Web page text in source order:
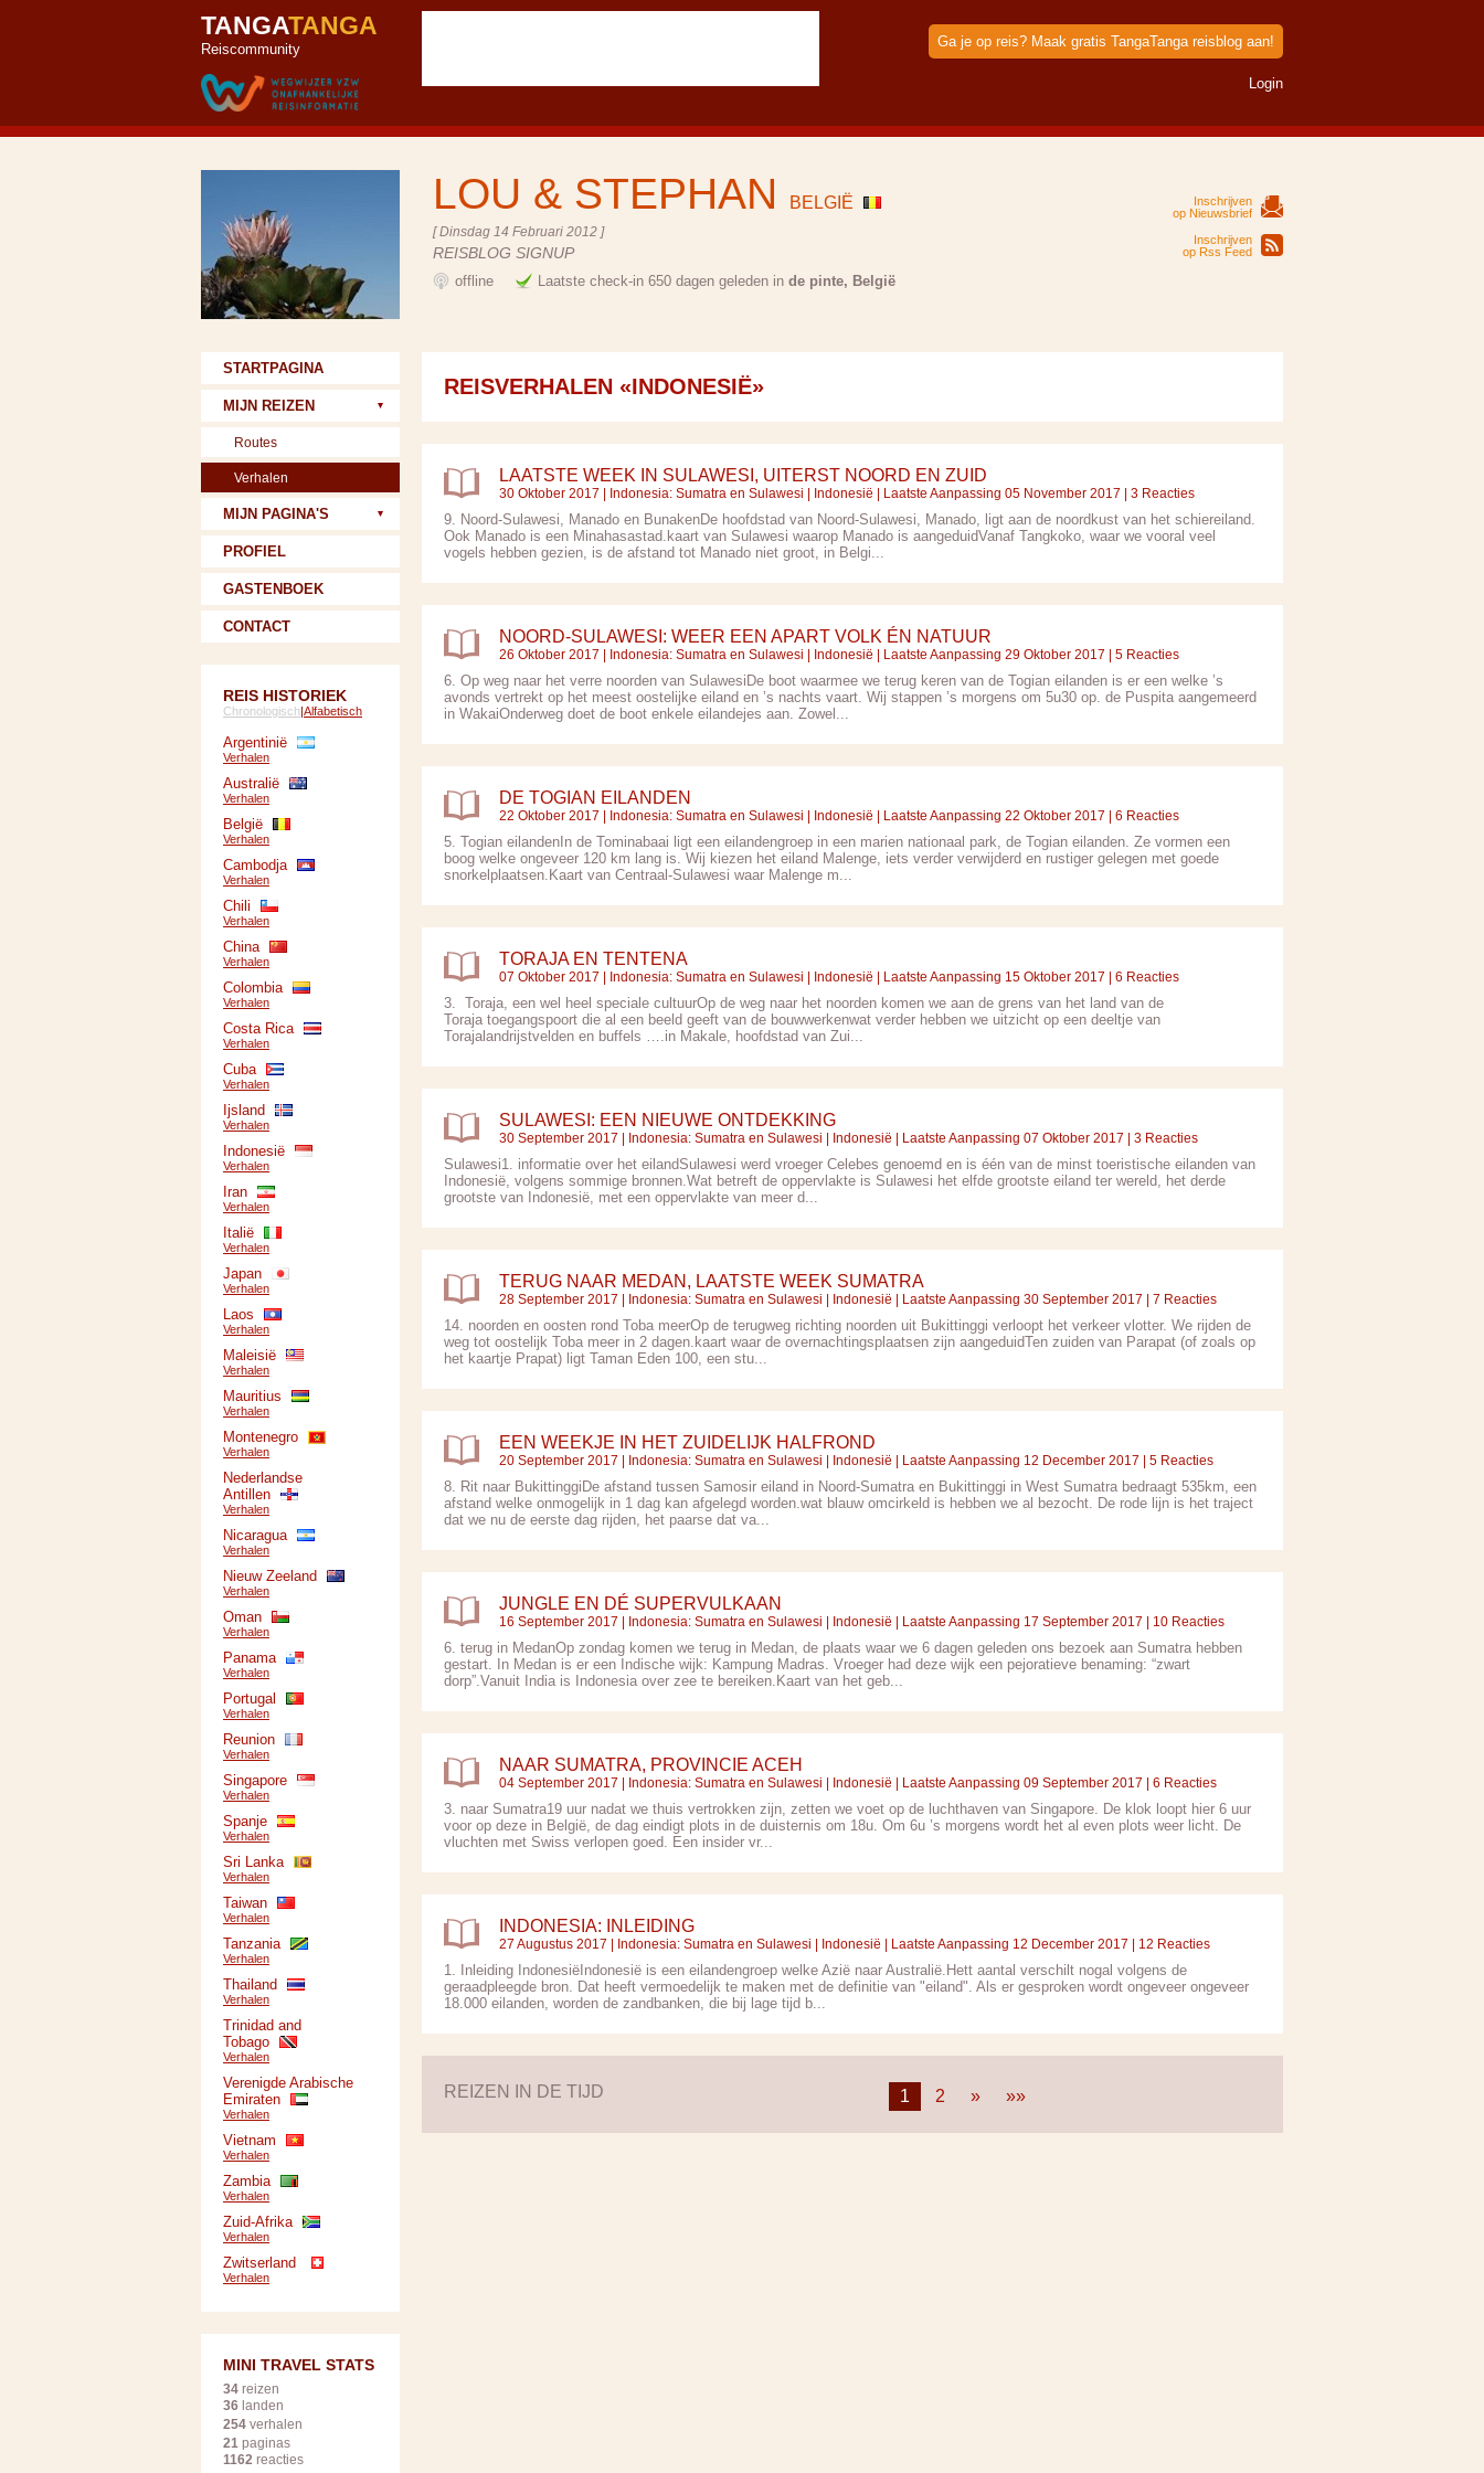
TANGATANGA
Reiscommunity Ga je op reis? Maak gratis TangaTanga reisblog aan!
Login
LOU & STEPHAN BELGIË
[ Dinsdag 14 Februari 2012 ]
REISBLOG SIGNUP
offline Laatste check-in 650 dagen geleden in de pinte, België
Inschrijven
op Nieuwsbrief
Inschrijven
op Rss Feed
REISVERHALEN «INDONESIË»
LAATSTE WEEK IN SULAWESI, UITERST NOORD EN ZUID
30 Oktober 2017 | Indonesia: Sumatra en Sulawesi | Indonesië | Laatste Aanpassing 05 November 2017 | 3 Reacties
9. Noord-Sulawesi, Manado en BunakenDe hoofdstad van Noord-Sulawesi, Manado, ligt aan de noordkust van het schiereiland.
Ook Manado is een Minahasastad.kaart van Sulawesi waarop Manado is aangeduidVanaf Tangkoko, waar we vooral veel
vogels hebben gezien, is de afstand tot Manado niet groot, in Belgi...
NOORD-SULAWESI: WEER EEN APART VOLK ÉN NATUUR
26 Oktober 2017 | Indonesia: Sumatra en Sulawesi | Indonesië | Laatste Aanpassing 29 Oktober 2017 | 5 Reacties
6. Op weg naar het verre noorden van SulawesiDe boot waarmee we terug keren van de Togian eilanden is er een welke ’s
avonds vertrekt op het meest oostelijke eiland en ’s nachts vaart. Wij stappen ’s morgens om 5u30 op. de Puspita aangemeerd
in WakaiOnderweg doet de boot enkele eilandejes aan. Zowel...
DE TOGIAN EILANDEN
22 Oktober 2017 | Indonesia: Sumatra en Sulawesi | Indonesië | Laatste Aanpassing 22 Oktober 2017 | 6 Reacties
5. Togian eilandenIn de Tominabaai ligt een eilandengroep in een marien nationaal park, de Togian eilanden. Ze vormen een
boog welke ongeveer 120 km lang is. Wij kiezen het eiland Malenge, iets verder verwijderd en rustiger gelegen met goede
snorkelplaatsen.Kaart van Centraal-Sulawesi waar Malenge m...
TORAJA EN TENTENA
07 Oktober 2017 | Indonesia: Sumatra en Sulawesi | Indonesië | Laatste Aanpassing 15 Oktober 2017 | 6 Reacties
3. Toraja, een wel heel speciale cultuurOp de weg naar het noorden komen we aan de grens van het land van de
Toraja toegangspoort die al een beeld geeft van de bouwwerkenwat verder hebben we uitzicht op een deeltje van
Torajalandrijstvelden en buffels ….in Makale, hoofdstad van Zui...
SULAWESI: EEN NIEUWE ONTDEKKING
30 September 2017 | Indonesia: Sumatra en Sulawesi | Indonesië | Laatste Aanpassing 07 Oktober 2017 | 3 Reacties
Sulawesi1. informatie over het eilandSulawesi werd vroeger Celebes genoemd en is één van de minst toeristische eilanden van
Indonesië, volgens sommige bronnen.Wat betreft de oppervlakte is Sulawesi het elfde grootste eiland ter wereld, het derde
grootste van Indonesië, met een oppervlakte van meer d...
TERUG NAAR MEDAN, LAATSTE WEEK SUMATRA
28 September 2017 | Indonesia: Sumatra en Sulawesi | Indonesië | Laatste Aanpassing 30 September 2017 | 7 Reacties
14. noorden en oosten rond Toba meerOp de terugweg richting noorden uit Bukittinggi verloopt het verkeer vlotter. We rijden de
weg tot oostelijk Toba meer in 2 dagen.kaart waar de overnachtingsplaatsen zijn aangeduidTen zuiden van Parapat (of zoals op
het kaartje Prapat) ligt Taman Eden 100, een stu...
EEN WEEKJE IN HET ZUIDELIJK HALFROND
20 September 2017 | Indonesia: Sumatra en Sulawesi | Indonesië | Laatste Aanpassing 12 December 2017 | 5 Reacties
8. Rit naar BukittinggiDe afstand tussen Samosir eiland in Noord-Sumatra en Bukittinggi in West Sumatra bedraagt 535km, een
afstand welke onmogelijk in 1 dag kan afgelegd worden.wat blauw omcirkeld is hebben we al bezocht. De rode lijn is het traject
dat we nu de eerste dag rijden, het paarse dat va...
JUNGLE EN DÉ SUPERVULKAAN
16 September 2017 | Indonesia: Sumatra en Sulawesi | Indonesië | Laatste Aanpassing 17 September 2017 | 10 Reacties
6. terug in MedanOp zondag komen we terug in Medan, de plaats waar we 6 dagen geleden ons bezoek aan Sumatra hebben
gestart. In Medan is er een Indische wijk: Kampung Madras. Vroeger had deze wijk een pejoratieve benaming: “zwart
dorp”.Vanuit India is Indonesia over zee te bereiken.Kaart van het geb...
NAAR SUMATRA, PROVINCIE ACEH
04 September 2017 | Indonesia: Sumatra en Sulawesi | Indonesië | Laatste Aanpassing 09 September 2017 | 6 Reacties
3. naar Sumatra19 uur nadat we thuis vertrokken zijn, zetten we voet op de luchthaven van Singapore. De klok loopt hier 6 uur
voor op deze in België, de dag eindigt plots in de duisternis om 18u. Om 6u ’s morgens wordt het al even plots weer licht. De
vluchten met Swiss verlopen goed. Een insider vr...
INDONESIA: INLEIDING
27 Augustus 2017 | Indonesia: Sumatra en Sulawesi | Indonesië | Laatste Aanpassing 12 December 2017 | 12 Reacties
1. Inleiding IndonesiëIndonesië is een eilandengroep welke Azië naar Australië.Hett aantal verschilt nogal volgens de
geraadpleegde bron. Dat heeft vermoedelijk te maken met de definitie van "eiland". Als er gesproken wordt ongeveer ongeveer
18.000 eilanden, worden de zandbanken, die bij lage tijd b...
REIZEN IN DE TIJD 1 2 » »»
STARTPAGINA
MIJN REIZEN
Routes
Verhalen
MIJN PAGINA'S
PROFIEL
GASTENBOEK
CONTACT
REIS HISTORIEK
Chronologisch|Alfabetisch
Argentinië
Verhalen
Australië
Verhalen
België
Verhalen
Cambodja
Verhalen
Chili
Verhalen
China
Verhalen
Colombia
Verhalen
Costa Rica
Verhalen
Cuba
Verhalen
Ijsland
Verhalen
Indonesië
Verhalen
Iran
Verhalen
Italië
Verhalen
Japan
Verhalen
Laos
Verhalen
Maleisië
Verhalen
Mauritius
Verhalen
Montenegro
Verhalen
Nederlandse
Antillen
Verhalen
Nicaragua
Verhalen
Nieuw Zeeland
Verhalen
Oman
Verhalen
Panama
Verhalen
Portugal
Verhalen
Reunion
Verhalen
Singapore
Verhalen
Spanje
Verhalen
Sri Lanka
Verhalen
Taiwan
Verhalen
Tanzania
Verhalen
Thailand
Verhalen
Trinidad and
Tobago
Verhalen
Verenigde Arabische
Emiraten
Verhalen
Vietnam
Verhalen
Zambia
Verhalen
Zuid-Afrika
Verhalen
Zwitserland
Verhalen
MINI TRAVEL STATS
34 reizen
36 landen
254 verhalen
21 paginas
1162 reacties